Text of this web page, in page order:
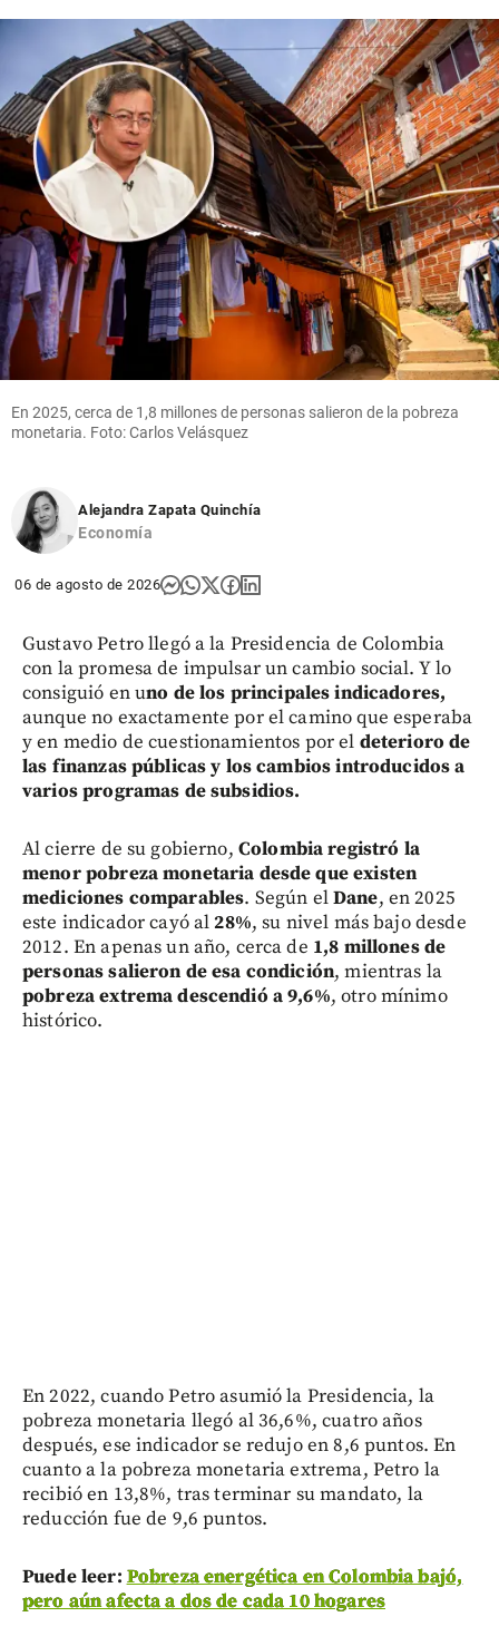
En 2025, cerca de 1,8 millones de personas salieron de la pobreza
monetaria. Foto: Carlos Velásquez
Alejandra Zapata Quinchía
Economía
06 de agosto de 2026
Gustavo Petro llegó a la Presidencia de Colombia
con la promesa de impulsar un cambio social. Y lo
consiguió en uno de los principales indicadores,
aunque no exactamente por el camino que esperaba
y en medio de cuestionamientos por el deterioro de
las finanzas públicas y los cambios introducidos a
varios programas de subsidios.
Al cierre de su gobierno, Colombia registró la
menor pobreza monetaria desde que existen
mediciones comparables. Según elDane, en 2025
este indicador cayó al28%, su nivel más bajo desde
2012. En apenas un año, cerca de 1,8 millones de
personas salieron de esa condición, mientras la
pobreza extrema descendió a 9,6%, otro mínimo
histórico.
En 2022, cuando Petro asumió la Presidencia, la
pobreza monetaria llegó al 36,6%, cuatro años
después, ese indicador se redujo en 8,6 puntos. En
cuanto a la pobreza monetaria extrema, Petro la
recibió en 13,8%, tras terminar su mandato, la
reducción fue de 9,6 puntos.
Puede leer: Pobreza energética en Colombia bajó,
pero aún afecta a dos de cada 10 hogares